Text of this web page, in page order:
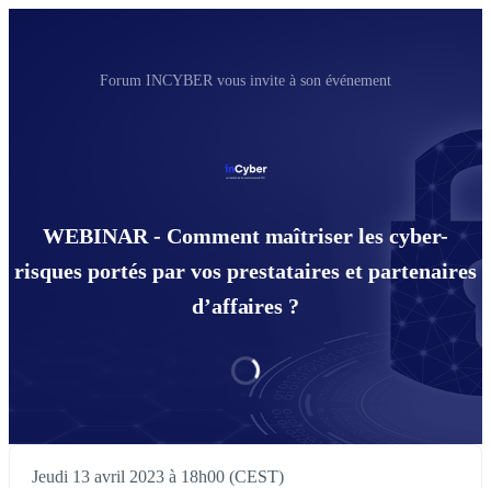
Forum INCYBER vous invite à son événement
WEBINAR - Comment maîtriser les cyber-
risques portés par vos prestataires et partenaires
d’affaires ?
Jeudi 13 avril 2023 à 18h00 (CEST)